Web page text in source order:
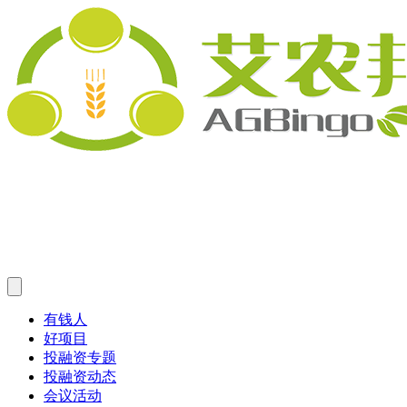
有钱人
好项目
投融资专题
投融资动态
会议活动